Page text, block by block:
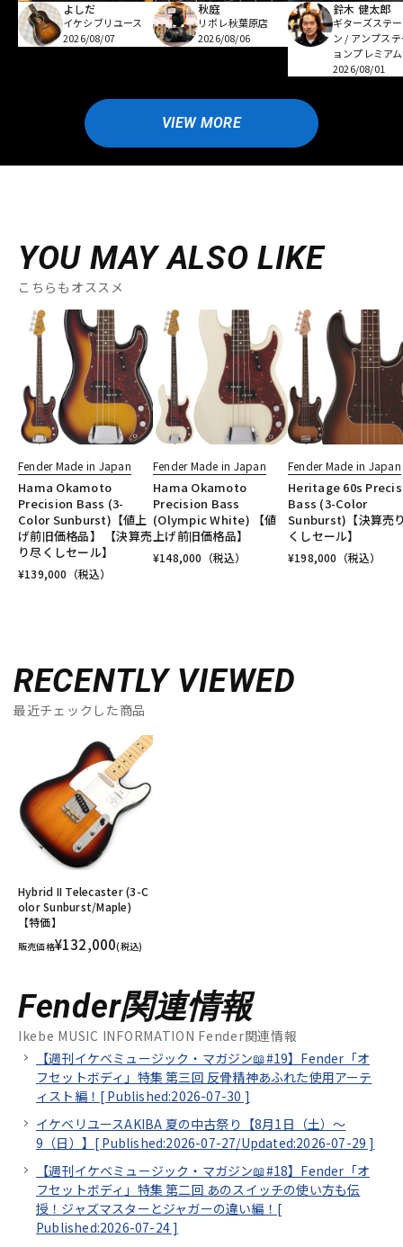
よしだ
イケシブリユース
2026/08/07
秋庭
リボレ秋葉原店
2026/08/06
鈴木 健太郎
ギターズステ
ン / アンプス
ョンプレミアム
2026/08/01
VIEW MORE
YOU MAY ALSO LIKE
こちらもオススメ
Fender Made in Japan
Hama Okamoto
Precision Bass (3-
Color Sunburst)【値上
げ前旧価格品】 【決算売
り尽くしセール】
¥139,000 （税込）
Fender Made in Japan
Hama Okamoto
Precision Bass
(Olympic White) 【値
上げ前旧価格品】
¥148,000 （税込）
Fender Made in Japan
Heritage 60s
Bass (3-Color
Sunburst)【決算売
くしセール】
¥198,000 （税込）
RECENTLY VIEWED
最近チェックした商品
Hybrid II Telecaster (3-C
olor Sunburst/Maple)
【特価】
販売価格¥132,000(税込)
Fender関連情報
Ikebe MUSIC INFORMATION Fender関連情報
【週刊イケベミュージック・マガジン📖#19】Fender「オ
フセットボディ」特集 第三回 反骨精神あふれた使用アーテ
ィスト編！[ Published:2026-07-30 ]
イケベリユースAKIBA 夏の中古祭り【8月1日（土）～
9（日）】[ Published:2026-07-27/Updated:2026-07-29 ]
【週刊イケベミュージック・マガジン📖#18】Fender「オ
フセットボディ」特集 第二回 あのスイッチの使い方も伝
授！ジャズマスターとジャガーの違い編！[
Published:2026-07-24 ]